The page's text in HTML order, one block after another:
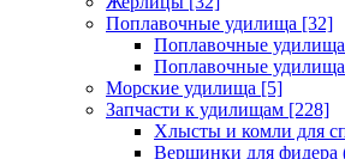
Поплавочные удилища [32]
Поплавочные удилища
Поплавочные удилища
Морские удилища [5]
Запчасти к удилищам [228]
Хлысты и комли для
Вершинки для фидера